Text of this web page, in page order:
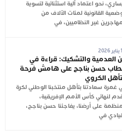
نحو اعتماد آلية استثنائية لتسوية
القانونية لمئات الآلاف من
غير النظاميين، في
العدمية والتشكيك: قراءة في
حسن بناجح على هامش فرحة
الكروي
غمرة سعادتنا بتأهل منتخبنا الوطني لكرة
لنهائي كأس الأمم الإفريقية،
على أرضنا، يفاجئنا حسن بناجح،
في